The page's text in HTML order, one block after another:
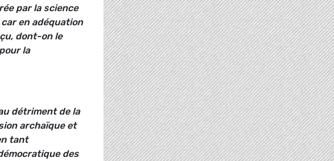
par la science
en adéquation
dont-on le
la
détriment de la
archaïque et
tant
des